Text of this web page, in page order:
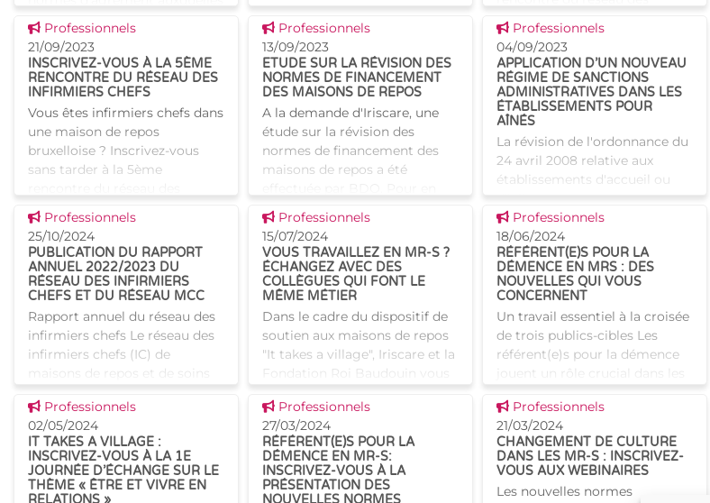
doivent répondre les
établissements pour aînés a
été adopté par le Collège réuni
de la Commission
communautaire commune. Il
entrer
projet conjoint pour les
secteurs du non marchand.
Cet appel à projet inédit vis
infirmiers chefs des maisons
de repos (MR) et maisons de
repos et de
Voir cette news
Professionnels
21/09/2023
INSCRIVEZ-VOUS À LA 5ÈME
RENCONTRE DU RÉSEAU DES
INFIRMIERS CHEFS
Vous êtes infirmiers chefs dans
une maison de repos
bruxelloise ? Inscrivez-vous
sans tarder à la 5ème
infirmiers chefs des maisons
de repos (MR) et maisons de
repos et de
Voir cette news
Professionnels
13/09/2023
ETUDE SUR LA RÉVISION DES
NORMES DE FINANCEMENT
DES MAISONS DE REPOS
A la demande d'Iriscare, une
étude sur la révision des
normes de financement des
maisons de repos a été
savoir plus, consultez le
rapport final "".
Voir cette news
Professionnels
04/09/2023
APPLICATION D’UN NOUVEAU
RÉGIME DE SANCTIONS
ADMINISTRATIVES DANS LES
ÉTABLISSEMENTS POUR
AÎNÉS
La révision de l'ordonnance du
24 avril 2008 relative aux
établissements d'accueil ou
d'hébergement pour
personnes âgées a permis,
entre autres, d'instaurer un
nouveau régime de sanctions
admin
Voir cette news
Professionnels
25/10/2024
PUBLICATION DU RAPPORT
ANNUEL 2022/2023 DU
RÉSEAU DES INFIRMIERS
CHEFS ET DU RÉSEAU MCC
Rapport annuel du réseau des
infirmiers chefs Le réseau des
infirmiers chefs (IC) de
maisons de repos et de soins
objectif principal de pérenniser
la collaboration
Voir cette news
Professionnels
15/07/2024
VOUS TRAVAILLEZ EN MR-S ?
ÉCHANGEZ AVEC DES
COLLÈGUES QUI FONT LE
MÊME MÉTIER
Dans le cadre du dispositif de
soutien aux maisons de repos
"It takes a village", Iriscare et la
Fondation Roi Baudouin vous
collègues d'autres maisons de
repos (et de
Voir cette news
Professionnels
18/06/2024
RÉFÉRENT(E)S POUR LA
DÉMENCE EN MRS : DES
NOUVELLES QUI VOUS
CONCERNENT
Un travail essentiel à la croisée
de trois publics-cibles Les
référent(e)s pour la démence
jouent un rôle crucial dans les
(MRS), offrant un soutien
spécialisé
Voir cette news
Professionnels
02/05/2024
IT TAKES A VILLAGE :
INSCRIVEZ-VOUS À LA 1E
JOURNÉE D’ÉCHANGE SUR LE
THÈME « ÊTRE ET VIVRE EN
RELATIONS »
Voir cette news
Professionnels
27/03/2024
RÉFÉRENT(E)S POUR LA
DÉMENCE EN MR-S:
INSCRIVEZ-VOUS À LA
PRÉSENTATION DES
NOUVELLES NORMES
Voir cette news
Professionnels
21/03/2024
CHANGEMENT DE CULTURE
DANS LES MR-S : INSCRIVEZ-
VOUS AUX WEBINAIRES
Les nouvelles normes